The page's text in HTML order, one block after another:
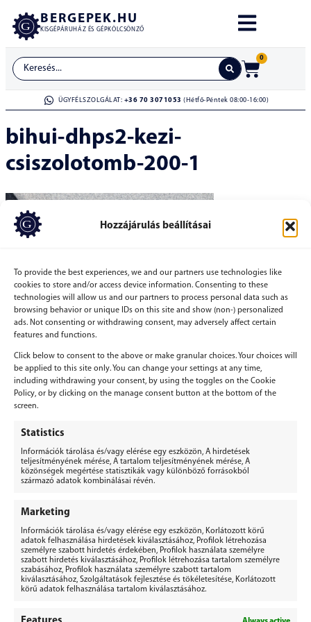
Hozzájárulás beállításai
To provide the best experiences, we and our partners use technologies like
cookies to store and/or access device information. Consenting to these
technologies will allow us and our partners to process personal data such as
browsing behavior or unique IDs on this site and show (non-) personalized
ads. Not consenting or withdrawing consent, may adversely affect certain
features and functions.
Click below to consent to the above or make granular choices. Your choices will
be applied to this site only. You can change your settings at any time,
including withdrawing your consent, by using the toggles on the Cookie
Policy, or by clicking on the manage consent button at the bottom of the
screen.
Statistics
Információk tárolása és/vagy elérése egy eszközön, A hirdetések
teljesítményének mérése, A tartalom teljesítményének mérése, A
közönségek megértése statisztikák vagy különböző forrásokból
származó adatok kombinálásai révén.
Marketing
Információk tárolása és/vagy elérése egy eszközön, Korlátozott körű
adatok felhasználása hirdetések kiválasztásához, Profilok létrehozása
személyre szabott hirdetés érdekében, Profilok használata személyre
szabott hirdetés kiválasztásához, Profilok létrehozása tartalom személyre
szabásához, Profilok használata személyre szabott tartalom
kiválasztásához, Szolgáltatások fejlesztése és tökéletesítése, Korlátozott
körű adatok felhasználása tartalom kiválasztásához.
BERGEPEK.HU
KISGÉPÁRUHÁZ ÉS GÉPKÖLCSÖNZŐ
0
ÜGYFÉLSZOLGÁLAT: +36 70 3071053 (Hétfő-Péntek 08:00-16:00)
bihui-dhps2-kezi-
csiszolotomb-200-1
Vélemény, hozzászólás?
Hozzászólás küldéséhezbe kell jelentkezni.
BERGEPEK.HU
KISGÉPÁRUHÁZ ÉS GÉPKÖLCSÖNZŐ
Bérgépek Gépáruház Kereskedelmi Kft.